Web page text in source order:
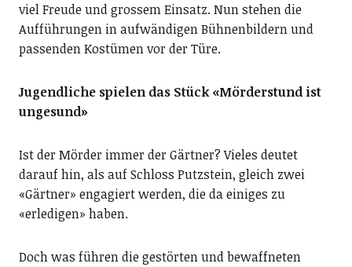
viel Freude und grossem Einsatz. Nun stehen die
Aufführungen in aufwändigen Bühnenbildern und
passenden Kostümen vor der Türe.
Jugendliche spielen das Stück «Mörderstund ist
ungesund»
Ist der Mörder immer der Gärtner? Vieles deutet
darauf hin, als auf Schloss Putzstein, gleich zwei
«Gärtner» engagiert werden, die da einiges zu
«erledigen» haben.
Doch was führen die gestörten und bewaffneten